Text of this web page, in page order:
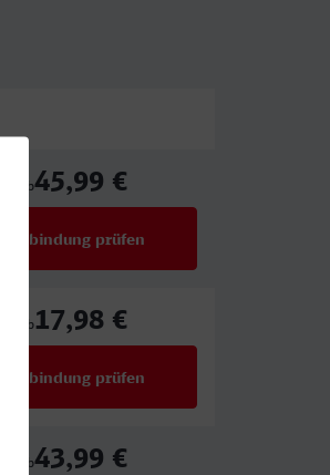
ab45,99 €
Verbindung prüfen
ab17,98 €
Verbindung prüfen
ab43,99 €